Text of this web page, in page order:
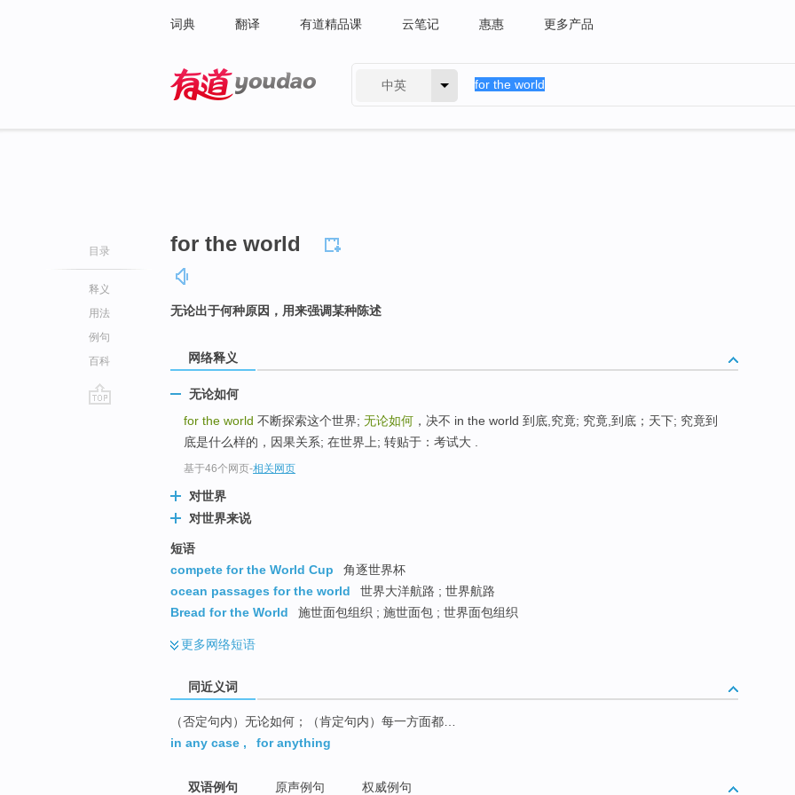
词典 翻译 有道精品课 云笔记 惠惠 更多产品
中英
目录
释义
用法
例句
百科
for the world
无论出于何种原因，用来强调某种陈述
网络释义
无论如何
for the world 不断探索这个世界; 无论如何 ，决不 in the world 到底,究竟; 究竟,到底；天下; 究竟到
底是什么样的，因果关系; 在世界上; 转贴于：考试大 .
基于46个网页-相关网页
对世界
对世界来说
短语
compete for the World Cup
角逐世界杯
ocean passages for the world
世界大洋航路 ; 世界航路
Bread for the World
施世面包组织 ; 施世面包 ; 世界面包组织
更多网络短语
同近义词
（否定句内）无论如何；（肯定句内）每一方面都…
in any case , for anything
双语例句 原声例句 权威例句